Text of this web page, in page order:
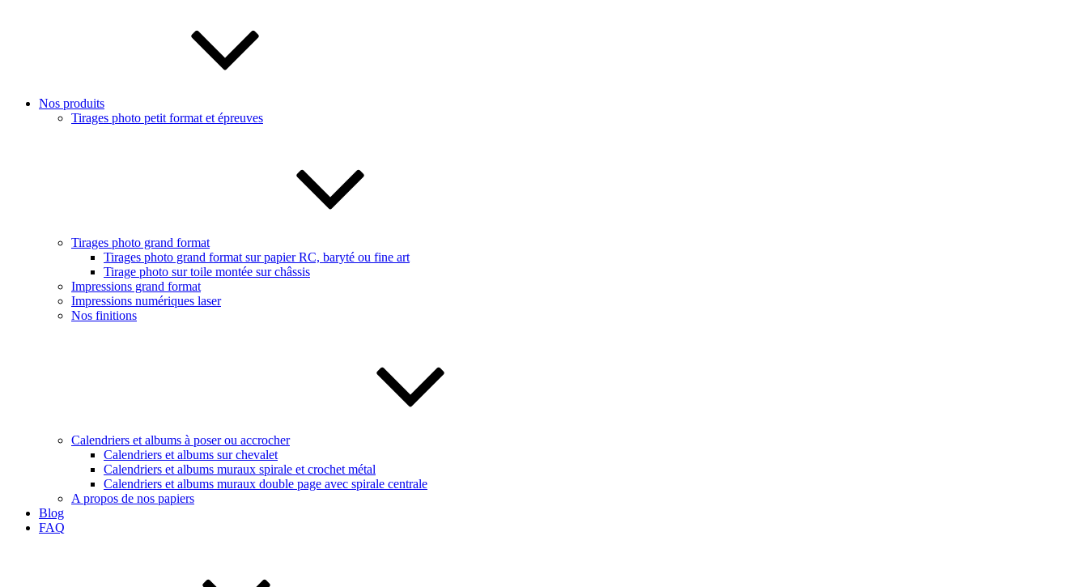
Nos produits
Tirages photo petit format et épreuves
Tirages photo grand format
Tirages photo grand format sur papier RC, baryté ou fine art
Tirage photo sur toile montée sur châssis
Impressions grand format
Impressions numériques laser
Nos finitions
Calendriers et albums à poser ou accrocher
Calendriers et albums sur chevalet
Calendriers et albums muraux spirale et crochet métal
Calendriers et albums muraux double page avec spirale centrale
A propos de nos papiers
Blog
FAQ